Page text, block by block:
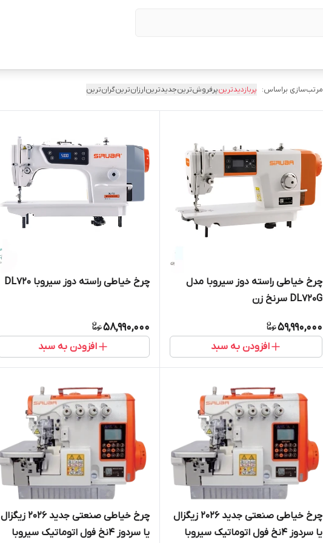
مرتب‌سازی براساس: پربازدیدترینپرفروش‌ترینجدیدترینارزان‌ترینگران‌ترین
چرخ خیاطی راسته دوز سیروبا مدل
DL720G سرنخ زن
59,990,000
افزودن به سبد
چرخ خیاطی راسته دوز سیروبا DL720
58,990,000
افزودن به سبد
چرخ خیاطی صنعتی جدید 2026 زیگزال
یا سردوز 4نخ فول اتوماتیک سیروبا
چرخ خیاطی صنعتی جدید 2026 زیگزال
یا سردوز 4نخ فول اتوماتیک سیروبا